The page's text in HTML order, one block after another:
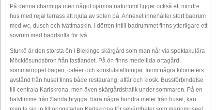
På denna charmiga men något ojämna naturtomt ligger också ett mindre
hus med rejäl terrass att njuta av solen på. Annexet innehåller stort badrum
med wc, dusch och tvättmaskin. I dörren intill badrummet finns ytterligare ett
sovrum med bäddsoffa för två.
Sturkö är den största ön i Blekinge skärgård som man når via spektakulära
Möcklösundsbron från fastlandet. På ön finns medeltida örtagård,
sommaröppet bageri, caféer och konstutställningar. Inom några kilometers
avstånd från huset finns både restaurang, affär och kiosk. Bussförbindelse
till centrala Karlskrona, men även skärgårdstrafik under sommaren. På en
halvtimme från Sanda brygga, bara några hundra meter från huset, kan